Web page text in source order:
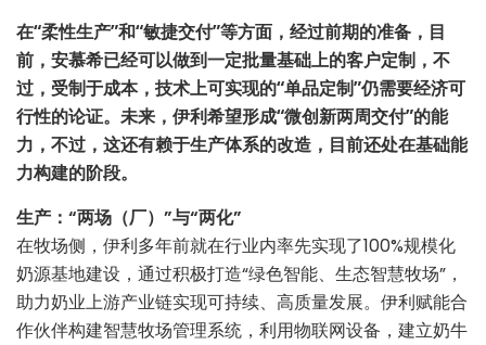
在“柔性生产”和“敏捷交付”等方面，经过前期的准备，目
前，安慕希已经可以做到一定批量基础上的客户定制，不
过，受制于成本，技术上可实现的“单品定制”仍需要经济可
行性的论证。未来，伊利希望形成“微创新两周交付”的能
力，不过，这还有赖于生产体系的改造，目前还处在基础能
力构建的阶段。
生产：“两场（厂）”与“两化”
在牧场侧，伊利多年前就在行业内率先实现了100%规模化
奶源基地建设，通过积极打造“绿色智能、生态智慧牧场”，
助力奶业上游产业链实现可持续、高质量发展。伊利赋能合
作伙伴构建智慧牧场管理系统，利用物联网设备，建立奶牛